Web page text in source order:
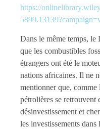
https://
Dans le même temps,
que les combustibles
étrangers ont été le
nations africaines. Il ne
mentionner que, comme
pétrolières se retrouvent
désinvestissement et
les investissements